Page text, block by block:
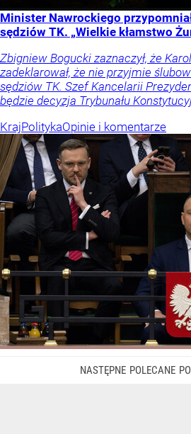
Minister Nawrockiego
sędziów TK. „Wielkie kłamstwo
Zbigniew Bogucki zaznaczył, że
zadeklarował, że nie przyjmie
sędziów TK. Szef Kancelarii
będzie decyzja Trybunału
KrajPolitykaOpinie i komentarze